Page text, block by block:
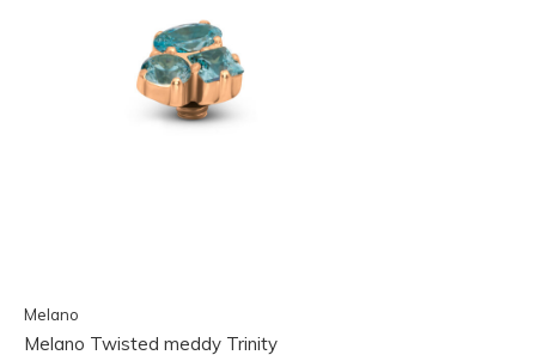
Melano
Melano Twisted meddy Trinity